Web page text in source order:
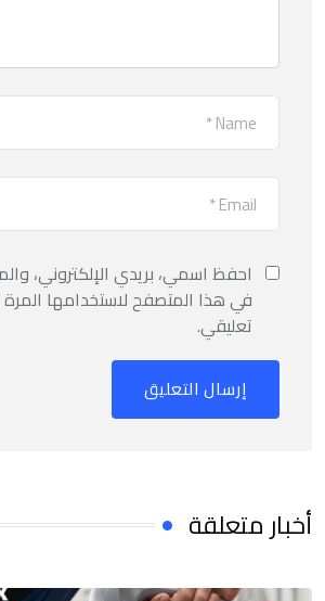
احفظ اسمي، بريدي الإلكتروني،
في هذا المتصفح لاستخدامها
تعليقي.
أخبار متعلقة